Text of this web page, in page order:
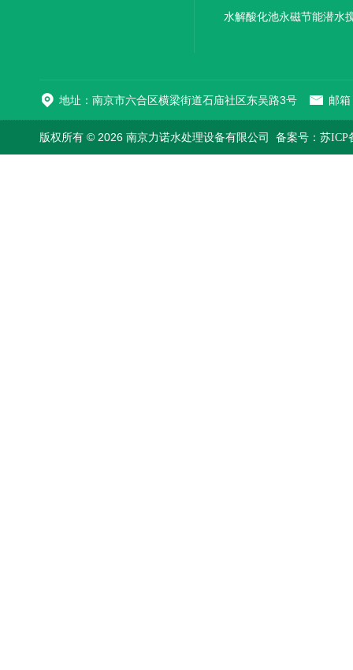
机厂家直销
水解酸化池永磁节能潜水
地址：南京市六合区横梁街道石庙社区东吴路3号 邮
版权所有 © 2026 南京力诺水处理设备有限公司 备案号：苏ICP